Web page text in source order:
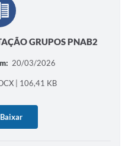
GRUPOS PNAB2
20/03/2026
| 106,41 KB
Baixar